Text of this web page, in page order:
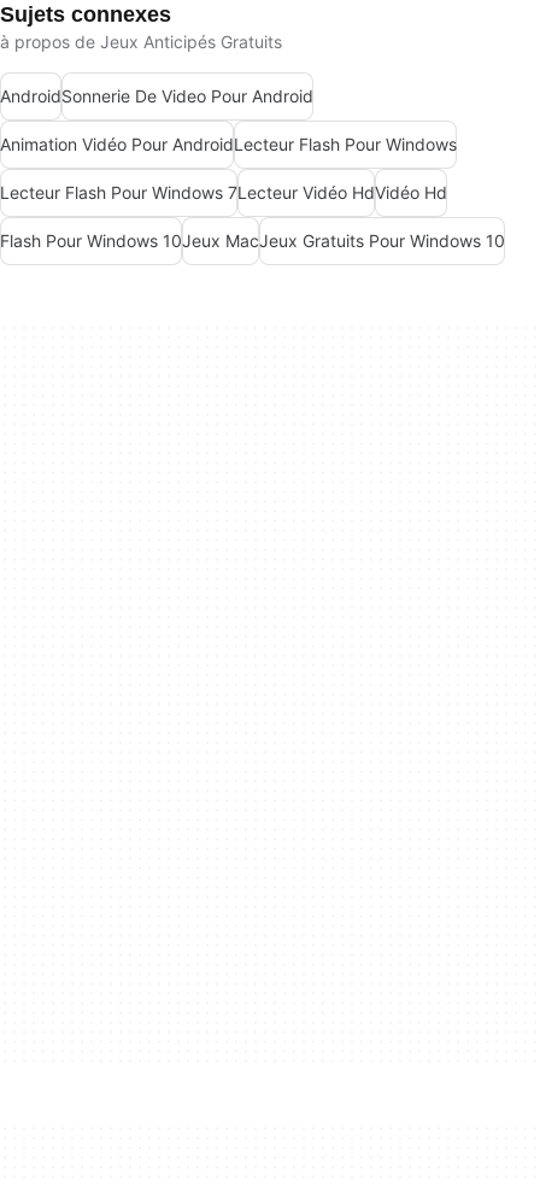
Sujets connexes
à propos de Jeux Anticipés Gratuits
AndroidSonnerie De Video Pour Android
Animation Vidéo Pour AndroidLecteur Flash Pour Windows
Lecteur Flash Pour Windows 7Lecteur Vidéo HdVidéo Hd
Flash Pour Windows 10Jeux MacJeux Gratuits Pour Windows 10